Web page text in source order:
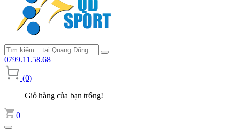
0799.11.58.68
(0)
Giỏ hàng của bạn trống!
0